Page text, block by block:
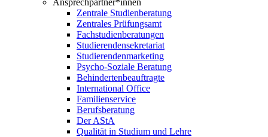
Ansprechpartner*innen
Zentrale Studienberatung
Zentrales Prüfungsamt
Fachstudienberatungen
Studierendensekretariat
Studierendenmarketing
Psycho-Soziale Beratung
Behindertenbeauftragte
International Office
Familienservice
Berufsberatung
Der AStA
Qualität in Studium und Lehre